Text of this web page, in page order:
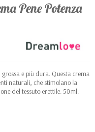
Pene Potenza
e più dura. Questa crema
naturali, che stimolano la
del tessuto erettile. 50ml.